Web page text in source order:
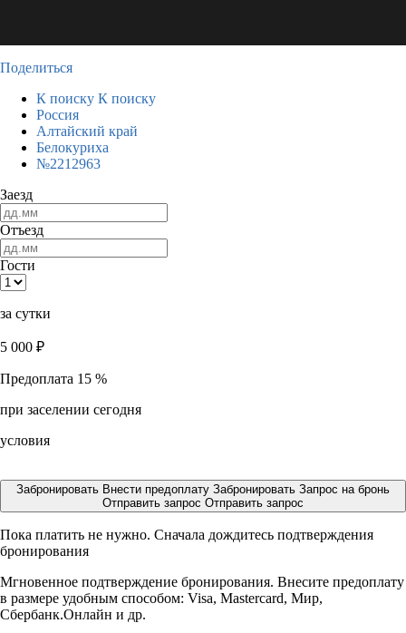
Поделиться
К поиску К поиску
Россия
Алтайский край
Белокуриха
№2212963
Заезд
Отъезд
Гости
за сутки
5 000 ₽
Предоплата 15 %
при заселении сегодня
условия
Забронировать Внести предоплату Забронировать Запрос на бронь
Отправить запрос Отправить запрос
Пока платить не нужно. Сначала дождитесь подтверждения
бронирования
Мгновенное подтверждение бронирования. Внесите предоплату
в размере удобным способом: Visa, Mastercard, Мир,
Сбербанк.Онлайн и др.